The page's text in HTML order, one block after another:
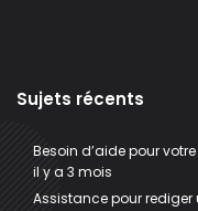
Sujets récents
Besoin d’aide pour votre
il y a 3 mois
Assistance pour